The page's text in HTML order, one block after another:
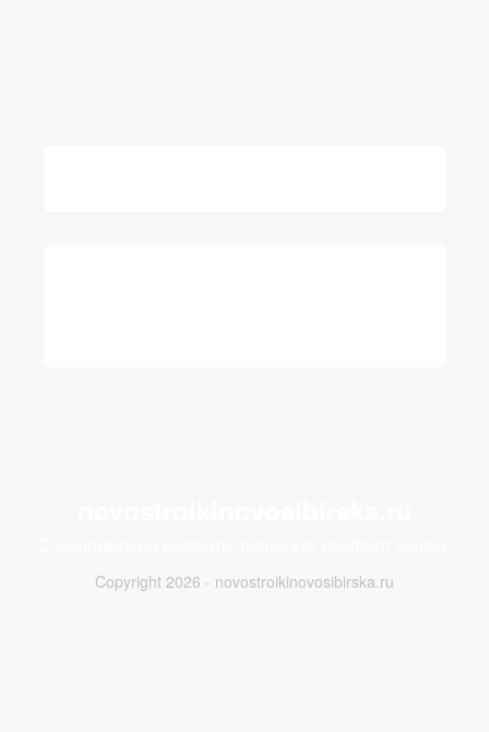
Copyright 2026 - novostroikinovosibirska.ru